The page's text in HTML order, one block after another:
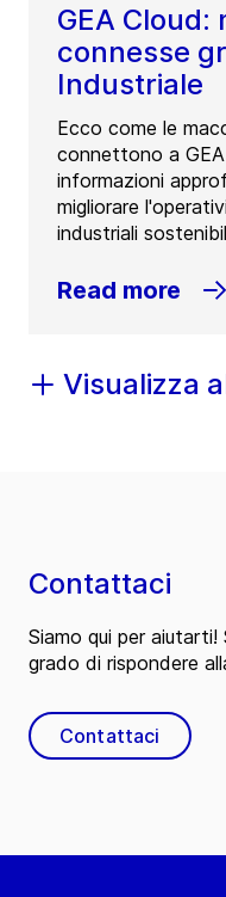
GEA Cloud:
connesse
Industriale
Ecco come le
connettono a
informazioni
migliorare
industriali
Read more
Visualizza
Contattaci
Siamo qui per
grado di rispondere
Contattaci